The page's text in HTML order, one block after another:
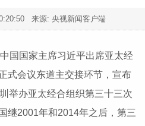
来源: 央视新闻客户端
国国家主席习近平出席亚太经
式会议东道主交接环节，宣布
举办亚太经合组织第三十三次
继2001年和2014年之后，第三